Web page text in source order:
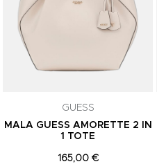
GUESS
MALA GUESS AMORETTE 2 IN
1 TOTE
165,00 €